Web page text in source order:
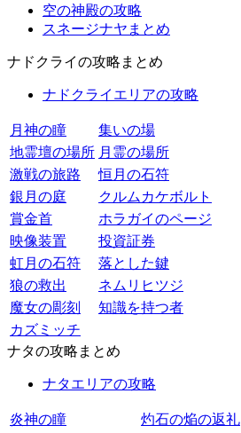
空の神殿の攻略
スネージナヤまとめ
ナドクライの攻略まとめ
ナドクライエリアの攻略
月神の瞳
集いの場
地霊壇の場所 月霊の場所
激戦の旅路
恒月の石符
銀月の庭
クルムカケボルト
賞金首
ホラガイのページ
映像装置
投資証券
虹月の石符
落とした鍵
狼の救出
ネムリヒツジ
魔女の彫刻
知識を持つ者
カズミッチ
ナタの攻略まとめ
ナタエリアの攻略
炎神の瞳
灼石の焔の返礼